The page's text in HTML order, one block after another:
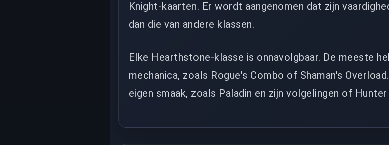
Knight-kaarten. Er wordt aangenomen dat zijn
dan die van andere klassen.
Elke Hearthstone-klasse is onnavolgbaar. De meeste
mechanica, zoals Rogue's Combo of Shaman's
eigen smaak, zoals Paladin en zijn volgelingen of